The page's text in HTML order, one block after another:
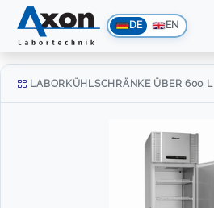
DE EN
LABORKÜHLSCHRÄNKE ÜBER 600 L